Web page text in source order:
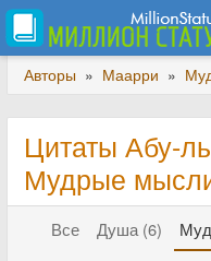
Авторы » Маарри »
Цитаты Абу-
Мудрые
Все Душа (6)